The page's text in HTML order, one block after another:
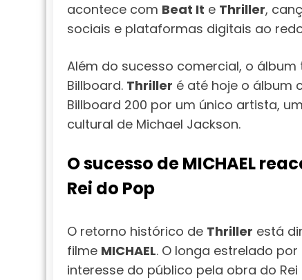
acontece com Beat It e Thriller,
sociais e plataformas digitais ao
Além do sucesso comercial, o
Billboard. Thriller é até hoje o álbum
Billboard 200 por um único artista,
cultural de Michael Jackson.
O sucesso de MICHAEL
Rei do Pop
O retorno histórico de Thriller está
filme MICHAEL. O longa estrelado por
interesse do público pela obra do